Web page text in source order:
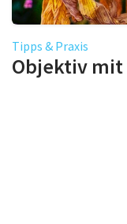
Tipps & Praxis
Objektiv mit